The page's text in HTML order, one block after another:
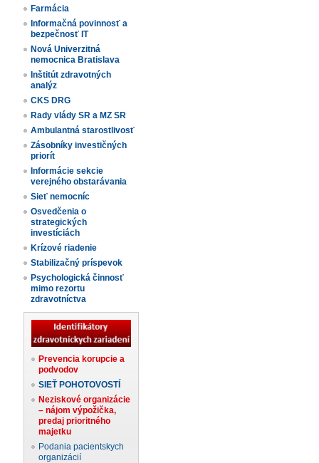
Farmácia
Informačná povinnosť a
bezpečnosť IT
Nová Univerzitná
nemocnica Bratislava
Inštitút zdravotných
analýz
CKS DRG
Rady vlády SR a MZ SR
Ambulantná starostlivosť
Zásobníky investičných
priorít
Informácie sekcie
verejného obstarávania
Sieť nemocníc
Osvedčenia o
strategických
investíciách
Krízové riadenie
Stabilizačný príspevok
Psychologická činnosť
mimo rezortu
zdravotníctva
Prevencia korupcie a
podvodov
SIEŤ POHOTOVOSTÍ
Neziskové organizácie
– nájom výpožička,
predaj prioritného
majetku
Podania pacientskych
organizácií